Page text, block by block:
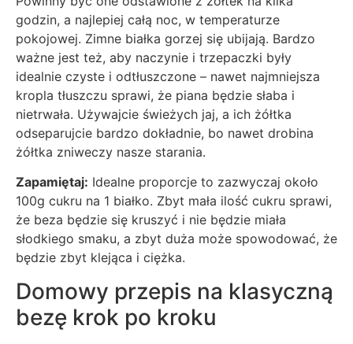
godzin, a najlepiej całą noc, w temperaturze
pokojowej. Zimne białka gorzej się ubijają. Bardzo
ważne jest też, aby naczynie i trzepaczki były
idealnie czyste i odtłuszczone – nawet najmniejsza
kropla tłuszczu sprawi, że piana będzie słaba i
nietrwała. Używajcie świeżych jaj, a ich żółtka
odseparujcie bardzo dokładnie, bo nawet drobina
żółtka zniweczy nasze starania.
Zapamiętaj: Idealne proporcje to zazwyczaj około
100g cukru na 1 białko. Zbyt mała ilość cukru sprawi,
że beza będzie się kruszyć i nie będzie miała
słodkiego smaku, a zbyt duża może spowodować, że
będzie zbyt klejąca i ciężka.
Domowy przepis na klasyczną
bezę krok po kroku